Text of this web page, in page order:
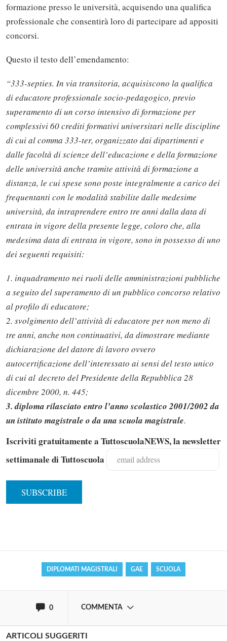
formazione presso le università, acquisendo una qualifica
professionale che consentirà loro di partecipare ad appositi
concorsi.
Questo il testo dell’emendamento:
“333-septies. In via transitoria, acquisiscono la qualifica
di educatore professionale socio-pedagogico, previo
superamento di un corso intensivo di formazione per
complessivi 60 crediti formativi universitari nelle discipline
di cui al comma 333-ter, organizzato dai dipartimenti e
dalle facoltà di scienze dell’educazione e della formazione
delle università anche tramite attività di formazione a
distanza, le cui spese sono poste integralmente a carico dei
frequentanti con le modalità stabilite dalle medesime
università, da intraprendere entro tre anni dalla data di
entrata in vigore della presente legge, coloro che, alla
medesima data di entrata in vigore, sono in possesso di uno
dei seguenti requisiti:
1. inquadramento nei ruoli delle amministrazioni pubbliche
a seguito del superamento di un pubblico concorso relativo
al profilo di educatore;
2. svolgimento dell’attività di educatore per non meno di
tre anni, anche non continuativi, da dimostrare mediante
dichiarazione del datore di lavoro ovvero
autocertificazione dell’interessato ai sensi del testo unico
di cui al decreto del Presidente della Repubblica 28
dicembre 2000, n. 445;
3. diploma rilasciato entro l’anno scolastico 2001/2002 da
un istituto magistrale o da una scuola magistrale.
Iscriviti gratuitamente a TuttoscuolaNEWS, la newsletter
settimanale di Tuttoscuola
DIPLOMATI MAGISTRALI GAE SCUOLA
0 COMMENTA
Solo gli utenti registrati possono
commentare!
ARTICOLI SUGGERITI